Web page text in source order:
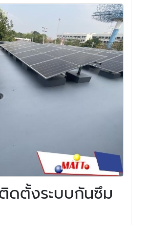
ดตั้งระบบกันซึม